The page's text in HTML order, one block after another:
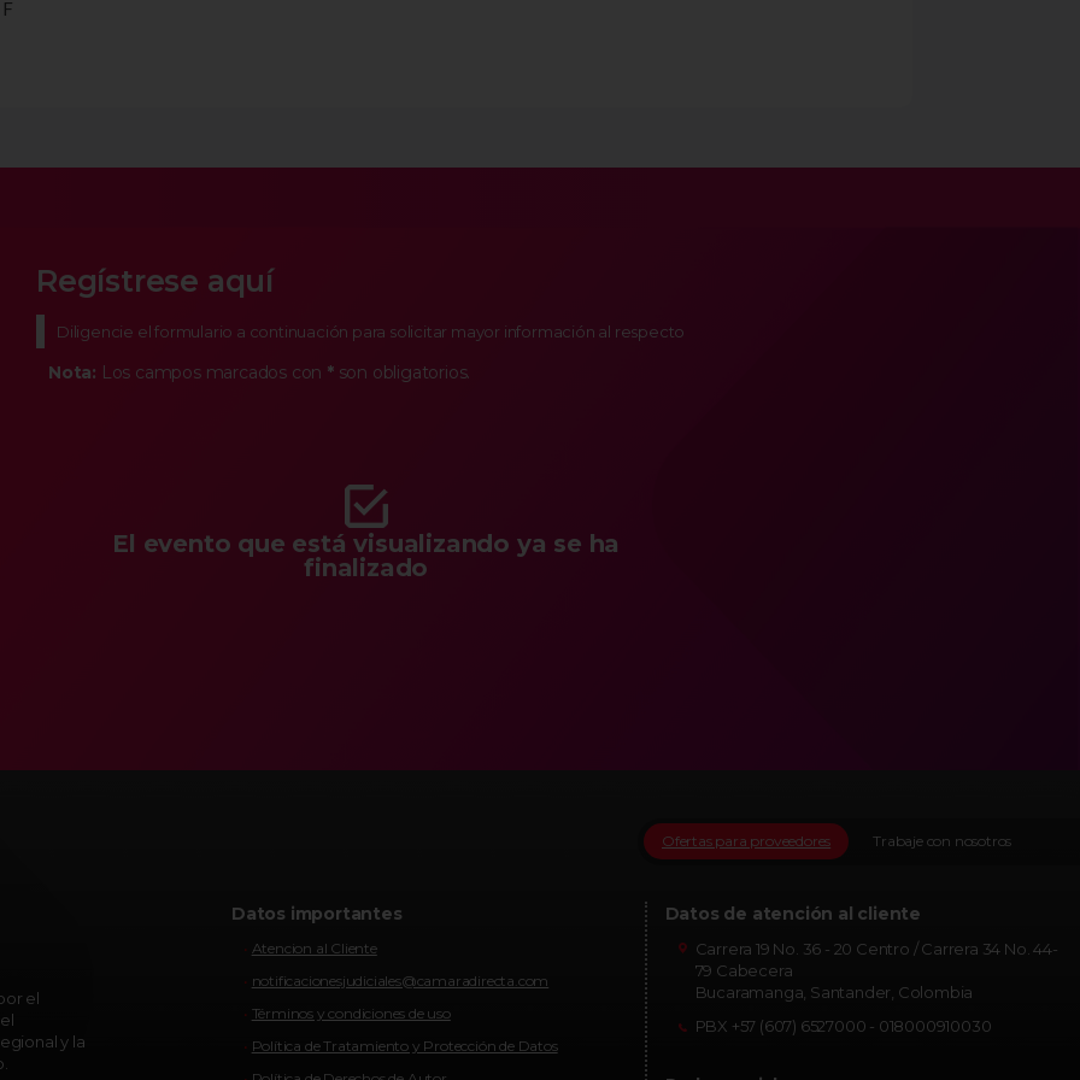
Regístrese aquí
Diligencie el formulario a continuación para solicitar mayor información al respecto
Nota: Los campos marcados con *son obligatorios.
El evento que está visualizando ya se ha
finalizado
el
y la
Trabaje con nosotros
Ofertas para proveedores
Datos importantes
Atencion al Cliente
notificacionesjudiciales@camaradirecta.com
Términos y condiciones de uso
Política de Tratamiento y Protección de Datos
Datos de atención al cliente
Carrera 19 No. 36 - 20 Centro / Carrera 34 No. 44-
79 Cabecera
Bucaramanga, Santander, Colombia
PBX +57 (607) 6527000 - 018000910030